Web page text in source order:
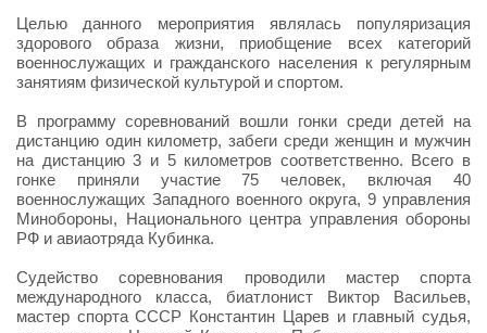
Целью данного мероприятия являлась популяризация
здорового образа жизни, приобщение всех категорий
военнослужащих и гражданского населения к регулярным
занятиям физической культурой и спортом.
В программу соревнований вошли гонки среди детей на
дистанцию один километр, забеги среди женщин и мужчин
на дистанцию 3 и 5 километров соответственно. Всего в
гонке приняли участие 75 человек, включая 40
военнослужащих Западного военного округа, 9 управления
Минобороны, Национального центра управления обороны
РФ и авиаотряда Кубинка.
Судейство соревнования проводили мастер спорта
международного класса, биатлонист Виктор Васильев,
мастер спорта СССР Константин Царев и главный судья,